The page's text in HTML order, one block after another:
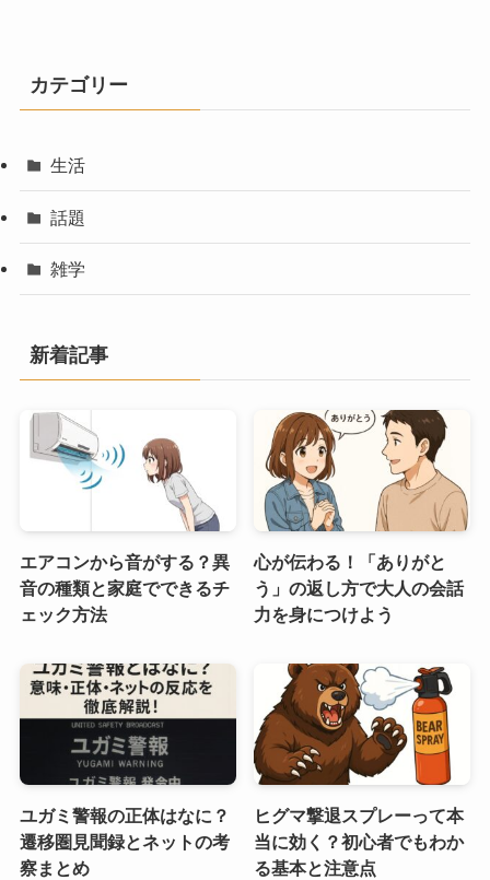
カテゴリー
生活
話題
雑学
新着記事
エアコンから音がする？異
音の種類と家庭でできるチ
ェック方法
心が伝わる！「ありがと
う」の返し方で大人の会話
力を身につけよう
ユガミ警報の正体はなに？
遷移圏見聞録とネットの考
察まとめ
ヒグマ撃退スプレーって本
当に効く？初心者でもわか
る基本と注意点